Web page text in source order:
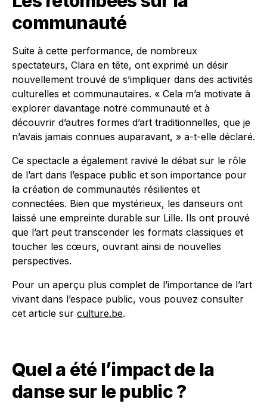
communauté
Suite à cette performance, de nombreux
spectateurs, Clara en tête, ont exprimé un désir
nouvellement trouvé de s’impliquer dans des activités
culturelles et communautaires. « Cela m’a motivate à
explorer davantage notre communauté et à
découvrir d’autres formes d’art traditionnelles, que je
n’avais jamais connues auparavant, » a-t-elle déclaré.
Ce spectacle a également ravivé le débat sur le rôle
de l’art dans l’espace public et son importance pour
la création de communautés résilientes et
connectées. Bien que mystérieux, les danseurs ont
laissé une empreinte durable sur Lille. Ils ont prouvé
que l’art peut transcender les formats classiques et
toucher les cœurs, ouvrant ainsi de nouvelles
perspectives.
Pour un aperçu plus complet de l’importance de l’art
vivant dans l’espace public, vous pouvez consulter
cet article sur culture.be.
Quel a été l’impact de la
danse sur le public ?